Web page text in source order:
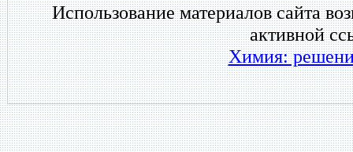
Использование материалов сайта
активной
Химия: